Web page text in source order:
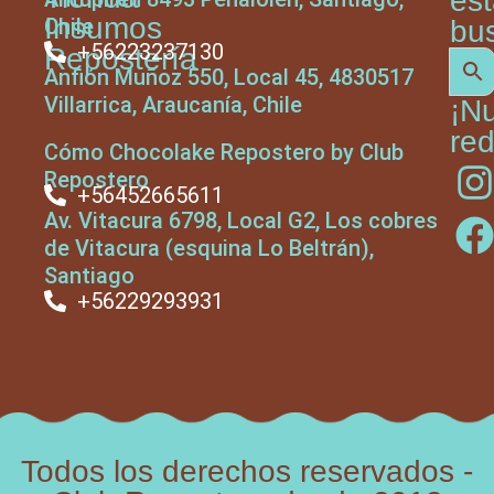
Insumos
Repostería
Chile
+56223237130
Anfión Muñoz 550, Local 45, 4830517
Villarrica, Araucanía, Chile
Cómo Chocolake Repostero by Club
Repostero
+56452665611
Av. Vitacura 6798, Local G2, Los cobres
de Vitacura (esquina Lo Beltrán),
Santiago
+56229293931
Todos los derechos reservados -